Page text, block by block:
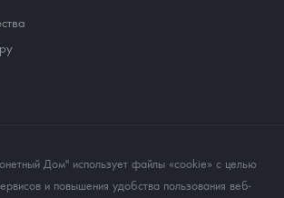
Дом" использует файлы «cookie» с целью
и повышения удобства пользования веб-